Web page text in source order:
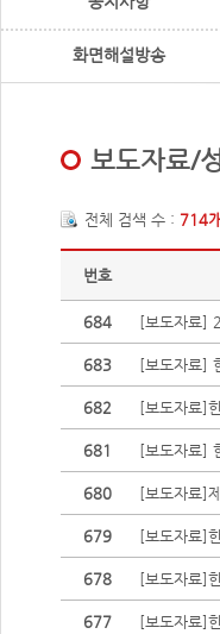
화면해설방송
보도자료/
전체 검색 수 : 714개
번호
684 [보도자료]
683 [보도자료]
682 [보도자료]
681 [보도자료]
680 [보도자료]
679 [보도자료]
678 [보도자료]
677 [보도자료]